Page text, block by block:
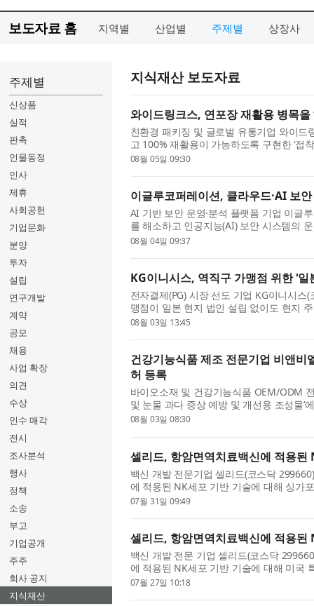
보도자료 홈 지역별 산업별 주제별 상장사
주제별
신상품
실적
판촉
인물동정
인사
제휴
사회공헌
기업문화
분양
투자
설립
연구개발
계약
공모
채용
사업 확장
의견
수상
인수 매각
전시
조사분석
행사
정책
소송
부고
기업공개
주주
회사 공지
지식재산
지식재산 보도자료
와이드링크스, 연포장 재활용 병목을
친환경 패키징 및 글로벌 유통기업 와이
고 100% 재활용이 가능하도록 구현한 ‘
름을 포함하는 포장지’...
08월 05일 09:30
이글루코퍼레이션, 클라우드·AI 보
AI 기반 보안 운영·분석 플랫폼 기업 이글
를 해소하고 인공지능(AI) 보안 시스템의
이글루코퍼레이션은 ...
08월 04일 09:37
KG이니시스, 역직구 가맹점 위한 ‘
전자결제(PG) 시장 선도 기업 KG이니시
맹점이 일본 현지 법인 설립 없이도 현지
핵심 기술 특허 등록...
08월 03일 13:45
건강기능식품 제조 전문기업 비앤비
허 등록
바이오소재 및 건강기능식품 OEM/ODM
및 눈물 과다 증상 예방 및 개선용 조성물’
10-2934219호)는 2025...
08월 03일 08:30
셀리드, 항암면역치료백신에 적용
백신 개발 전문기업 셀리드(코스닥
에 적용된 NK세포 기반 기술에 대해 싱가
특허 등록 결정에 이은 ...
07월 31일 09:49
셀리드, 항암면역치료백신에 적용된
백신 개발 전문 기업 셀리드(코스닥
에 적용된 NK세포 기반 기술에 대해 미국
가 개발 중인 CeliVax(...
07월 27일 10:18